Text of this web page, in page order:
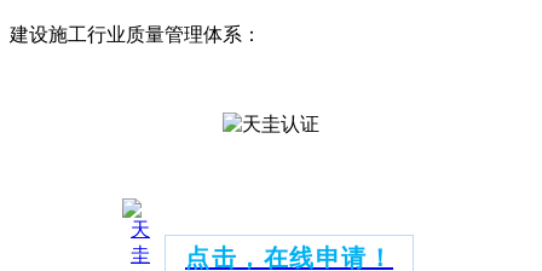
建设施工行业质量管理体系：
点击，在线申请！